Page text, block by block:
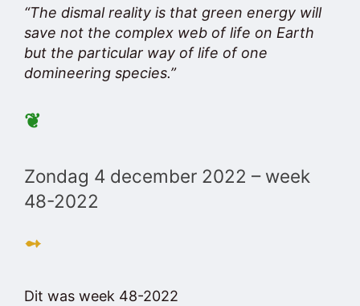
“The dismal reality is that green energy will
save not the complex web of life on Earth
but the particular way of life of one
domineering species.”
❦
Zondag 4 december 2022 – week
48-2022
➻
Dit was week 48-2022